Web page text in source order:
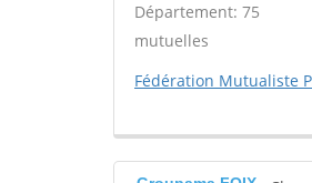
Département: 75
mutuelles
Fédération Mutualiste